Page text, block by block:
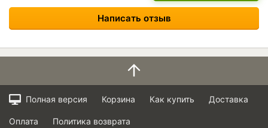
Написать отзыв
Полная версия Корзина Как купить Доставка
Оплата Политика возврата